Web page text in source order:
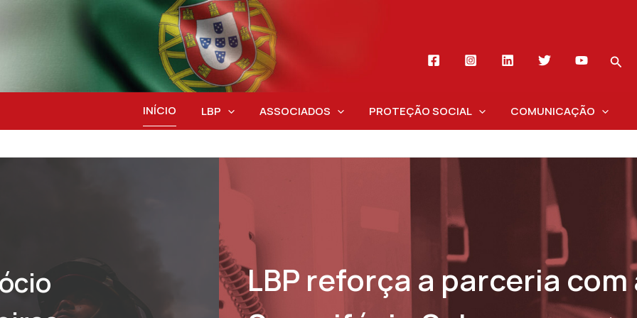
INÍCIO LBP ASSOCIADOS PROTEÇÃO SOCIAL COMUNICAÇÃO
com a